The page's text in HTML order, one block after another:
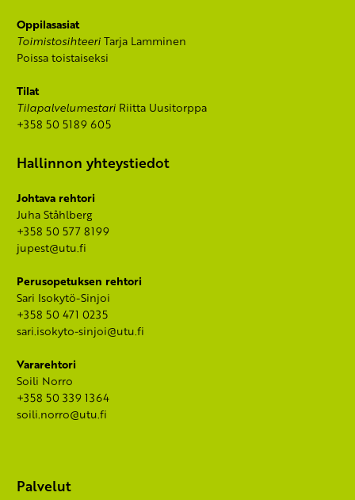
Oppilasasiat
ToimistosihteeriTarja Lamminen
Poissa toistaiseksi
Tilat
Tilapalvelumestari Riitta Uusitorppa
+358 50 5189 605
Hallinnon yhteystiedot
Johtava rehtori
Juha Ståhlberg
+358 50 577 8199
jupest@utu.fi
Perusopetuksen rehtori
Sari Isokytö-Sinjoi
+358 50 471 0235
sari.isokyto-sinjoi@utu.fi
Vararehtori
Soili Norro
+358 50 339 1364
soili.norro@utu.fi
Palvelut